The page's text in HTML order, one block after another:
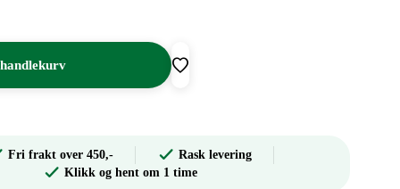
Fri frakt over 450,-
Rask levering
Klikk og hent om 1 time